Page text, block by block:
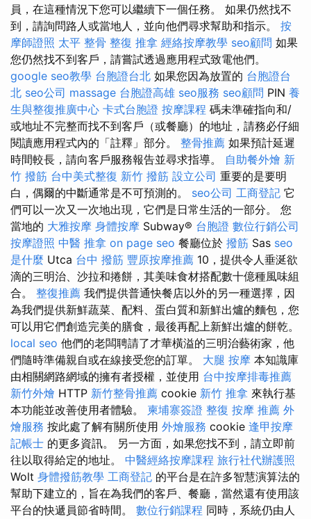
員，在這種情況下您可以繼續下一個任務。 如果仍然找不
到，請詢問路人或當地人，並向他們尋求幫助和指示。 按
摩師證照 太平 整骨 整復 推拿 經絡按摩教學 seo顧問 如果
您仍然找不到客戶，請嘗試透過應用程式致電他們。
google seo教學 台胞證台北 如果您因為放置的 台胞證台
北 seo公司 massage 台胞證高雄 seo服務 seo顧問 PIN 養
生與整復推廣中心 卡式台胞證 按摩課程 碼未準確指向和/
或地址不完整而找不到客戶（或餐廳）的地址，請務必仔細
閱讀應用程式內的「註釋」部分。 整骨推薦 如果預計延遲
時間較長，請向客戶服務報告並尋求指導。 自助餐外燴 新
竹 撥筋 台中美式整復 新竹 撥筋 設立公司 重要的是要明
白，偶爾的中斷通常是不可預測的。 seo公司 工商登記 它
們可以一次又一次地出現，它們是日常生活的一部分。 您
當地的 大雅按摩 身體按摩 Subway® 台胞證 數位行銷公司
按摩證照 中醫 推拿 on page seo 餐廳位於 撥筋 Sas seo
是什麼 Utca 台中 撥筋 豐原按摩推薦 10，提供令人垂涎欲
滴的三明治、沙拉和捲餅，其美味食材搭配數十億種風味組
合。 整復推薦 我們提供普通快餐店以外的另一種選擇，因
為我們提供新鮮蔬菜、配料、蛋白質和新鮮出爐的麵包，您
可以用它們創造完美的膳食，最後再配上新鮮出爐的餅乾。
local seo 他們的老闆聘請了才華橫溢的三明治藝術家，他
們隨時準備親自或在線接受您的訂單。 大腿 按摩 本知識庫
由相關網路網域的擁有者授權，並使用 台中按摩排毒推薦
新竹外燴 HTTP 新竹整骨推薦 cookie 新竹 推拿 來執行基
本功能並改善使用者體驗。 柬埔寨簽證 整復 按摩 推薦 外
燴服務 按此處了解有關所使用 外燴服務 cookie 逢甲按摩
記帳士 的更多資訊。 另一方面，如果您找不到，請立即前
往以取得給定的地址。 中醫經絡按摩課程 旅行社代辦護照
Wolt 身體撥筋教學 工商登記 的平台是在許多智慧演算法的
幫助下建立的，旨在為我們的客戶、餐廳，當然還有使用該
平台的快遞員節省時間。 數位行銷課程 同時，系統仍由人